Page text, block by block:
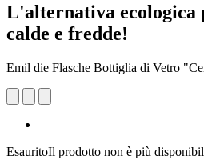
L'alternativa ecologica
calde e fredde!
Emil die Flasche Bottiglia di Vetro
EsauritoIl prodotto non è più